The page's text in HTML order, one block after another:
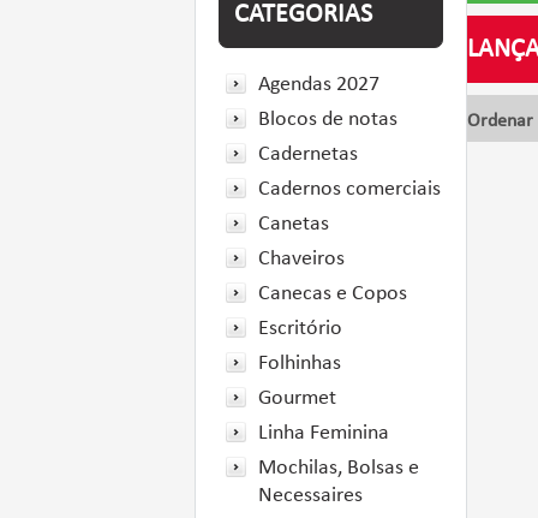
CATEGORIAS
Agendas 2027
Blocos de notas
Cadernetas
Cadernos comerciais
Canetas
Chaveiros
Canecas e Copos
Escritório
Folhinhas
Gourmet
Linha Feminina
Mochilas, Bolsas e
Necessaires
Ordenar